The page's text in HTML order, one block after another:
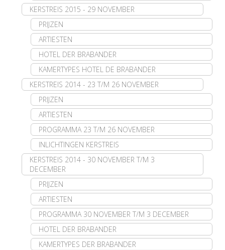
KERSTREIS 2015 - 29 NOVEMBER
PRIJZEN
ARTIESTEN
HOTEL DER BRABANDER
KAMERTYPES HOTEL DE BRABANDER
KERSTREIS 2014 - 23 T/M 26 NOVEMBER
PRIJZEN
ARTIESTEN
PROGRAMMA 23 T/M 26 NOVEMBER
INLICHTINGEN KERSTREIS
KERSTREIS 2014 - 30 NOVEMBER T/M 3
DECEMBER
PRIJZEN
ARTIESTEN
PROGRAMMA 30 NOVEMBER T/M 3 DECEMBER
HOTEL DER BRABANDER
KAMERTYPES DER BRABANDER